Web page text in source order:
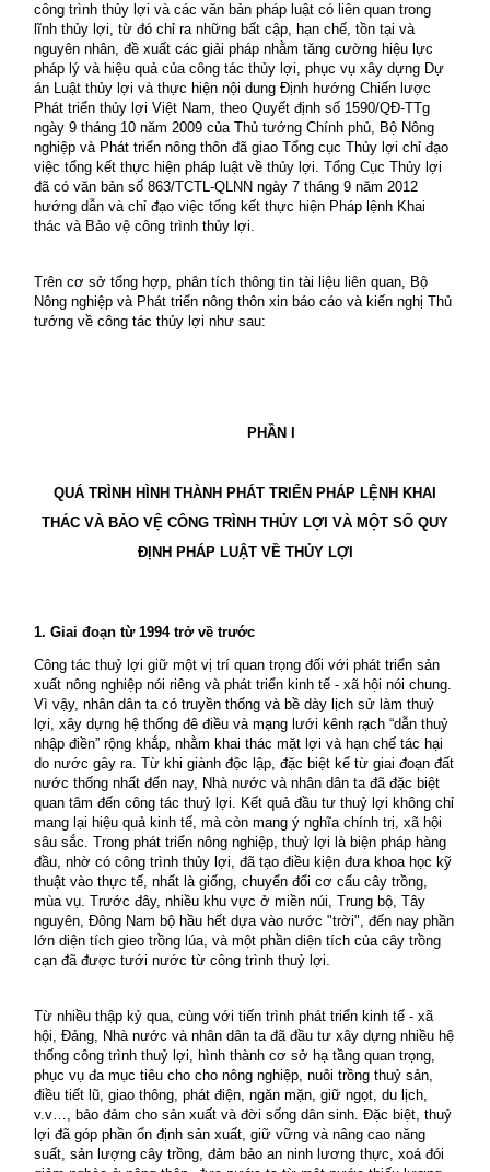
công trình thủy lợi và các văn bản pháp luật có liên quan trong
lĩnh thủy lợi, từ đó chỉ ra những bất cập, hạn chế, tồn tại và
nguyên nhân, đề xuất các giải pháp nhằm tăng cường hiệu lực
pháp lý và hiệu quả của công tác thủy lợi, phục vụ xây dựng Dự
án Luật thủy lợi và thực hiện nội dung Định hướng Chiến lược
Phát triển thủy lợi Việt Nam, theo Quyết định số 1590/QĐ-TTg
ngày 9 tháng 10 năm 2009 của Thủ tướng Chính phủ, Bộ Nông
nghiệp và Phát triển nông thôn đã giao Tổng cục Thủy lợi chỉ đạo
việc tổng kết thực hiện pháp luật về thủy lợi. Tổng Cục Thủy lợi
đã có văn bản số 863/TCTL-QLNN ngày 7 tháng 9 năm 2012
hướng dẫn và chỉ đạo việc tổng kết thực hiện Pháp lệnh Khai
thác và Bảo vệ công trình thủy lợi.
Trên cơ sở tổng hợp, phân tích thông tin tài liệu liên quan, Bộ
Nông nghiệp và Phát triển nông thôn xin báo cáo và kiến nghị Thủ
tướng về công tác thủy lợi như sau:
PHẦN I
QUÁ TRÌNH HÌNH THÀNH PHÁT TRIỂN PHÁP LỆNH KHAI
THÁC VÀ BẢO VỆ CÔNG TRÌNH THỦY LỢI VÀ MỘT SỐ QUY
ĐỊNH PHÁP LUẬT VỀ THỦY LỢI
1. Giai đoạn từ 1994 trở về trước
Công tác thuỷ lợi giữ một vị trí quan trọng đối với phát triển sản
xuất nông nghiệp nói riêng và phát triển kinh tế - xã hội nói chung.
Vì vậy, nhân dân ta có truyền thống và bề dày lịch sử làm thuỷ
lợi, xây dựng hệ thống đê điều và mạng lưới kênh rạch “dẫn thuỷ
nhập điền” rộng khắp, nhằm khai thác mặt lợi và hạn chế tác hại
do nước gây ra. Từ khi giành độc lập, đặc biệt kể từ giai đoạn đất
nước thống nhất đến nay, Nhà nước và nhân dân ta đã đặc biệt
quan tâm đến công tác thuỷ lợi. Kết quả đầu tư thuỷ lợi không chỉ
mang lại hiệu quả kinh tế, mà còn mang ý nghĩa chính trị, xã hội
sâu sắc. Trong phát triển nông nghiệp, thuỷ lợi là biện pháp hàng
đầu, nhờ có công trình thủy lợi, đã tạo điều kiện đưa khoa học kỹ
thuật vào thực tế, nhất là giống, chuyển đổi cơ cấu cây trồng,
mùa vụ. Trước đây, nhiều khu vực ở miền núi, Trung bộ, Tây
nguyên, Đông Nam bộ hầu hết dựa vào nước "trời", đến nay phần
lớn diện tích gieo trồng lúa, và một phần diện tích của cây trồng
cạn đã được tưới nước từ công trình thuỷ lợi.
Từ nhiều thập kỷ qua, cùng với tiến trình phát triển kinh tế - xã
hội, Đảng, Nhà nước và nhân dân ta đã đầu tư xây dựng nhiều hệ
thống công trình thuỷ lợi, hình thành cơ sở hạ tầng quan trọng,
phục vụ đa mục tiêu cho cho nông nghiệp, nuôi trồng thuỷ sản,
điều tiết lũ, giao thông, phát điện, ngăn mặn, giữ ngọt, du lịch,
v.v…, bảo đảm cho sản xuất và đời sống dân sinh. Đặc biệt, thuỷ
lợi đã góp phần ổn định sản xuất, giữ vững và nâng cao năng
suất, sản lượng cây trồng, đảm bảo an ninh lương thực, xoá đói